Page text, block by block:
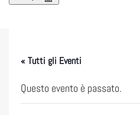
« Tutti gli Eventi
Questo evento è passato.